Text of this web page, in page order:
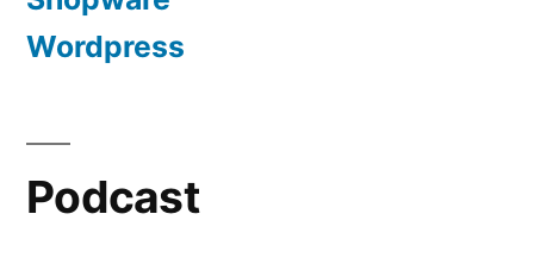
Wordpress
Podcast